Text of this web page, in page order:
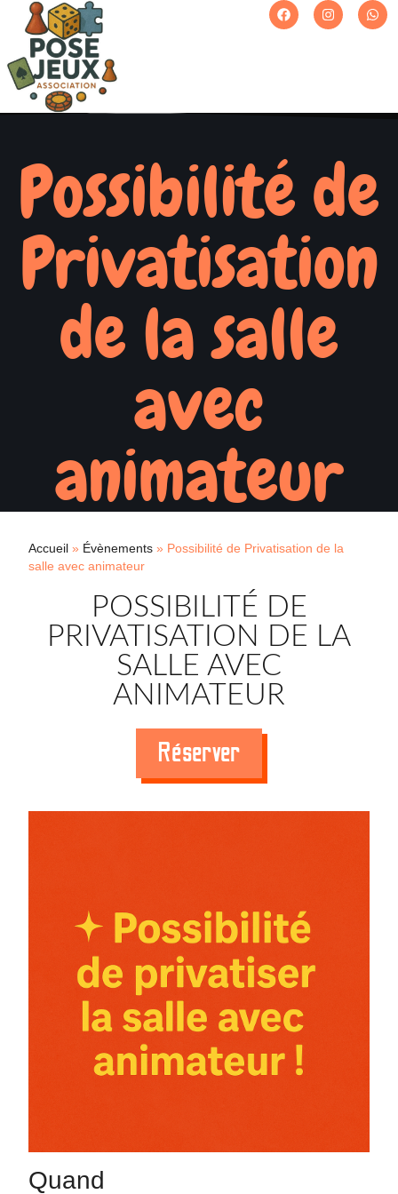
Possibilité de
Privatisation
de la salle
avec
animateur
Accueil » Évènements » Possibilité de Privatisation de la
salle avec animateur
POSSIBILITÉ DE
PRIVATISATION DE LA
SALLE AVEC
ANIMATEUR
Réserver
Quand